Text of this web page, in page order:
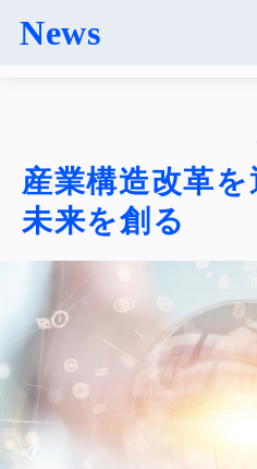
News
産業構造改革を
未来を創る